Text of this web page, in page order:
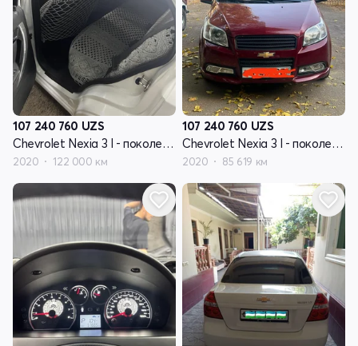
107 240 760 UZS
Chevrolet Nexia 3 I - поколение
2020 122 000 км
107 240 760 UZS
Chevrolet Nexia 3 I - поколение
2020 85 619 км